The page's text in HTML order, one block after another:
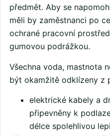
předmět. Aby se
měli by zaměstnanci po
ochrané pracovní
gumovou podrážkou.
Všechna voda, mastnota
být okamžitě odklízeny z
elektrické kabely a
připevněny k
délce spolehlivou